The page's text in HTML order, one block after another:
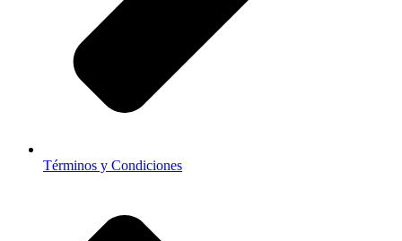
Términos y Condiciones